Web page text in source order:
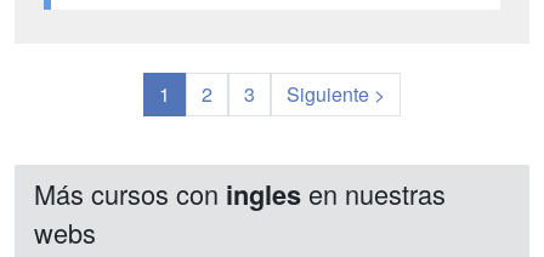
1 2 3 Siguiente >
Más cursos con ingles en nuestras
webs